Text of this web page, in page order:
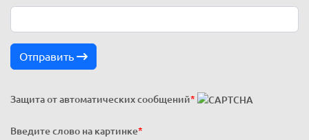
Отправить
Защита от автоматических сообщений*
Введите слово на картинке*